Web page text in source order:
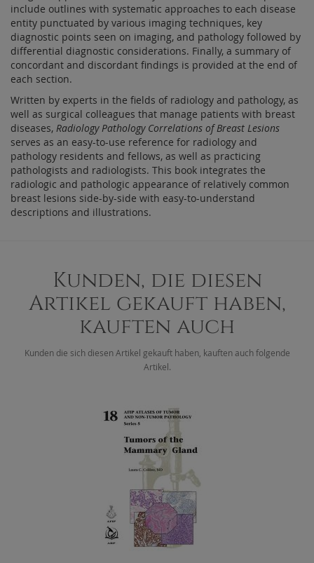
include outlines with systematic approaches to each disease
entity punctuated by various imaging techniques, key
diagnostic points seen on imaging, and pathology followed by
differential diagnostic considerations. Finally, a summary of
concordant and discordant findings is provided at the end of
each section.
Written by experts in the fields of radiology and pathology, as
well as surgical colleagues that manage patients with breast
diseases, Radiology Pathology Correlations of Breast Lesions
serves as an easy-to-use reference for radiology and
pathology residents and fellows, as well as practicing
pathologists and radiologists. This book integrates the
radiologic and pathologic appearance of relatively common
breast lesions side-by-side with easy-to-understand
descriptions and illustrations.
Kunden, die diesen
Artikel gekauft haben,
kauften auch
Kunden die sich diesen Artikel gekauft haben, kauften auch folgende
Artikel.